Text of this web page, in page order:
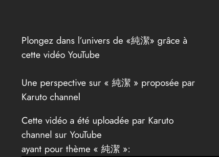
Plongez dans l’univers de «純潔» grâce à
cette vidéo YouTube
Une perspective sur « 純潔 » proposée par
Karuto channel
Cette vidéo a été uploadée par Karuto
channel sur YouTube
ayant pour thème « 純潔 »: